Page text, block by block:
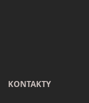
KONTAKTY